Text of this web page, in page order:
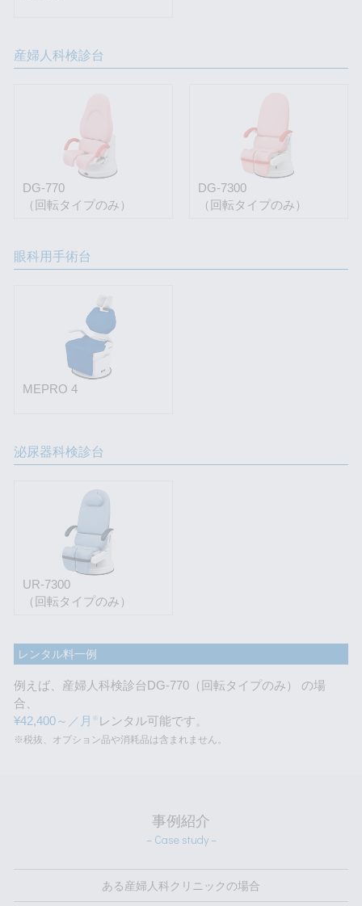
産婦人科検診台
DG-770
（回転タイプのみ）
DG-7300
（回転タイプのみ）
眼科用手術台
MEPRO 4
泌尿器科検診台
UR-7300
（回転タイプのみ）
レンタル料一例
例えば、産婦人科検診台DG-770（回転タイプのみ） の場
合、
¥42,400～／月 ※ レンタル可能です。
※税抜、オプション品や消耗品は含まれません。
事例紹介
– Case study –
ある産婦人科クリニックの場合